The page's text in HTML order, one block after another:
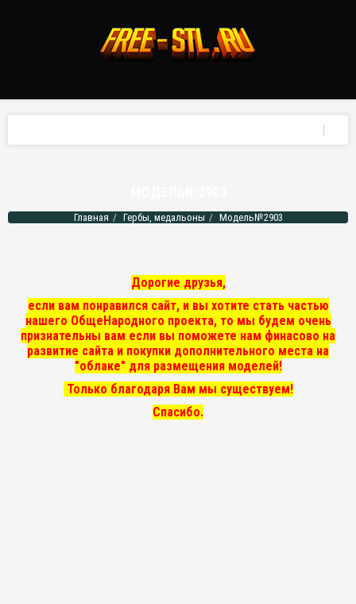
Главная Гербы, медальоны Модель№2903
Дорогие друзья,
если вам понравился сайт, и вы хотите стать частью
нашего ОбщеНародного проекта, то мы будем очень
признательны вам если вы поможете нам финасово на
развитие сайта и покупки дополнительного места на
"облаке" для размещения моделей!
Только благодаря Вам мы существуем!
Спасибо.